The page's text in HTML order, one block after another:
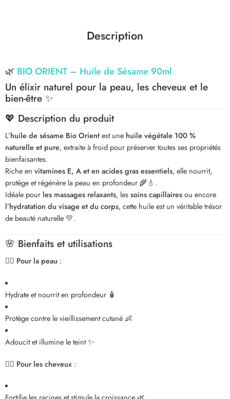
Description
🌿 BIO ORIENT – Huile de Sésame 90ml
Un élixir naturel pour la peau, les cheveux et le
bien-être ✨
💖 Description du produit
L’huile de sésame Bio Orientest une huile végétale 100 %
naturelle et pure, extraite à froid pour préserver toutes ses propriétés
bienfaisantes.
Riche en vitamines E, A et en acides gras essentiels, elle nourrit,
protège et régénère la peau en profondeur 🌾💧.
Idéale pour les massages relaxants, lessoins capillairesou encore
l’hydratation du visage et du corps, cette huile est un véritable trésor
de beauté naturelle 💛.
🌸 Bienfaits et utilisations
💆‍♀️ Pour la peau :
Hydrate et nourrit en profondeur 🧴
Protège contre le vieillissement cutané 👶
Adoucit et illumine le teint ✨
💇‍♀️ Pour les cheveux :